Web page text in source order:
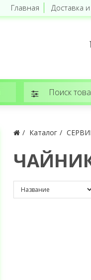
Главная Доставка
Каталог